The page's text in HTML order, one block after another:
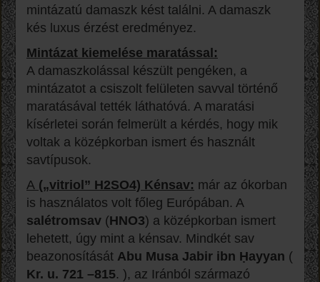
mintázatú damaszk kést találni. A damaszk
kés luxus érzést eredményez.
Mintázat kiemelése maratással:
A damaszkolással készült pengéken, a
mintázatot a csiszolt felületen savval történő
maratásával tették láthatóvá. A maratási
kísérletei során felmerült a kérdés, hogy mik
voltak a középkorban ismert és használt
savtípusok.
A („vitriol” H2SO4) Kénsav: már az ókorban
is használatos volt főleg Európában. A
salétromsav (HNO3) a középkorban ismert
lehetett, úgy mint a kénsav. Mindkét sav
beazonosítását Abu Musa Jabir ibn Ḥayyan (
Kr. u. 721 –815. ), az Iránból származó